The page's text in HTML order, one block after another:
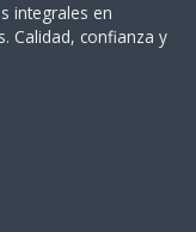
integrales en
Calidad, confianza y